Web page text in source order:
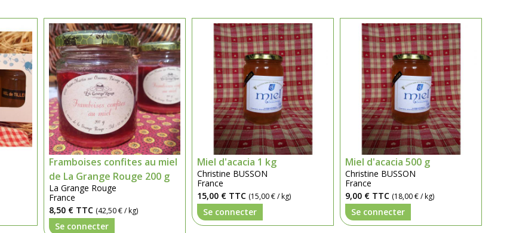
Framboises confites au miel
de La Grange Rouge 200 g
La Grange Rouge
France
8,50 € TTC (42,50 € / kg)
Se connecter
Miel d'acacia 1 kg
Christine BUSSON
France
15,00 € TTC (15,00 € / kg)
Se connecter
Miel d'acacia 500 g
Christine BUSSON
France
9,00 € TTC (18,00 € / kg)
Se connecter